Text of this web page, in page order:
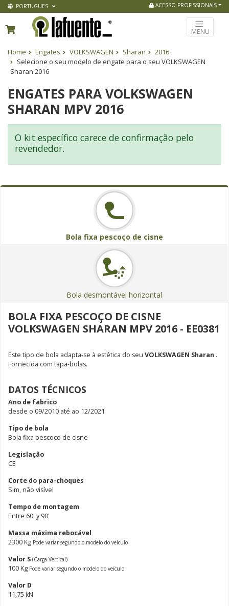
PORTUGUES ACESSO PROFISSIONAIS
MENU
Home Engates VOLKSWAGEN Sharan
2016
Selecione o seu modelo de engate para o seu VOLKSWAGEN
Sharan 2016
ENGATES PARA VOLKSWAGEN
SHARAN MPV 2016
O kit específico carece de confirmação pelo
revendedor.
Bola fixa pescoço de cisne
Bola desmontável horizontal
BOLA FIXA PESCOÇO DE CISNE
VOLKSWAGEN SHARAN MPV 2016 - EE0381
Este tipo de bola adapta-se à estética do seu VOLKSWAGEN Sharan .
Fornecida com tapa-bolas.
DATOS TÉCNICOS
Ano de fabrico
desde o 09/2010 até ao 12/2021
Tipo de bola
Bola fixa pescoço de cisne
Legislação
CE
Corte do para-choques
Sim, não visível
Tempo de montagem
Entre 60' y 90'
Massa máxima rebocável
2300 Kg Pode variar segundo o modelo do veículo
Valor S (Carga Vertical)
100 Kg Pode variar segundo o modelo do veículo
Valor D
11,75 kN